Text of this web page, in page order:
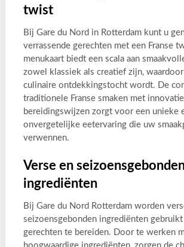
twist
Bij Gare du Nord in Rotterdam kunt u
verrassende gerechten met een Franse
menukaart biedt een scala aan
zowel klassiek als creatief zijn,
culinaire ontdekkingstocht wordt. De
traditionele Franse smaken met
bereidingswijzen zorgt voor een unieke
onvergetelijke eetervaring die uw
verwennen.
Verse en
ingrediënten
Bij Gare du Nord Rotterdam worden
seizoensgebonden ingrediënten
gerechten te bereiden. Door te werken